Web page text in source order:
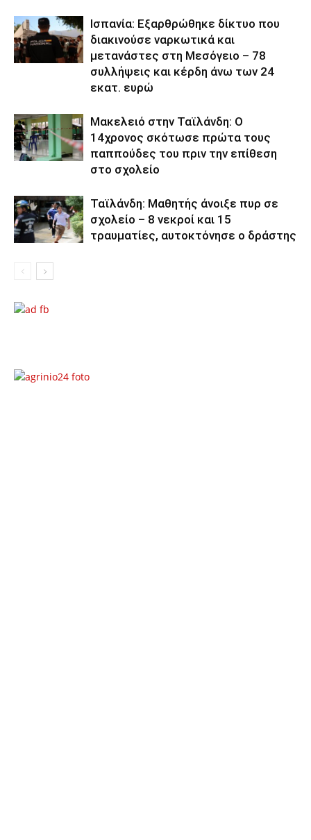
Ισπανία: Εξαρθρώθηκε δίκτυο που
διακινούσε ναρκωτικά και
μετανάστες στη Μεσόγειο – 78
συλλήψεις και κέρδη άνω των 24
εκατ. ευρώ
Μακελειό στην Ταϊλάνδη: Ο
14χρονος σκότωσε πρώτα τους
παππούδες του πριν την επίθεση
στο σχολείο
Ταϊλάνδη: Μαθητής άνοιξε πυρ σε
σχολείο – 8 νεκροί και 15
τραυματίες, αυτοκτόνησε ο δράστης